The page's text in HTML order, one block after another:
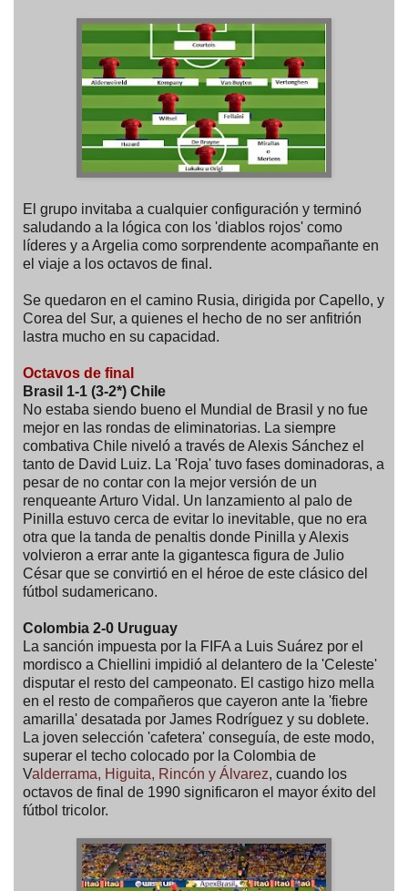
El grupo invitaba a cualquier configuración y terminó
saludando a la lógica con los 'diablos rojos' como
líderes y a Argelia como sorprendente acompañante en
el viaje a los octavos de final.
Se quedaron en el camino Rusia, dirigida por Capello, y
Corea del Sur, a quienes el hecho de no ser anfitrión
lastra mucho en su capacidad.
Octavos de final
Brasil 1-1 (3-2*) Chile
No estaba siendo bueno el Mundial de Brasil y no fue
mejor en las rondas de eliminatorias. La siempre
combativa Chile niveló a través de Alexis Sánchez el
tanto de David Luiz. La 'Roja' tuvo fases dominadoras, a
pesar de no contar con la mejor versión de un
renqueante Arturo Vidal. Un lanzamiento al palo de
Pinilla estuvo cerca de evitar lo inevitable, que no era
otra que la tanda de penaltis donde Pinilla y Alexis
volvieron a errar ante la gigantesca figura de Julio
César que se convirtió en el héroe de este clásico del
fútbol sudamericano.
Colombia 2-0 Uruguay
La sanción impuesta por la FIFA a Luis Suárez por el
mordisco a Chiellini impidió al delantero de la 'Celeste'
disputar el resto del campeonato. El castigo hizo mella
en el resto de compañeros que cayeron ante la 'fiebre
amarilla' desatada por James Rodríguez y su doblete.
La joven selección 'cafetera' conseguía, de este modo,
superar el techo colocado por la Colombia de
Valderrama, Higuita, Rincón y Álvarez, cuando los
octavos de final de 1990 significaron el mayor éxito del
fútbol tricolor.